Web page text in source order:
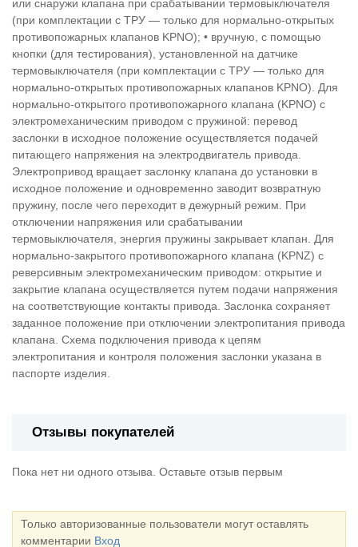
или снаружи клапана при срабатывании термовыключателя
(при комплектации с ТРУ — только для нормально-открытых
противопожарных клапанов KPNO); • вручную, с помощью
кнопки (для тестирования), установленной на датчике
термовыключателя (при комплектации с ТРУ — только для
нормально-открытых противопожарных клапанов KPNO). Для
нормально-открытого противопожарного клапана (KPNO) с
электромеханическим приводом с пружиной: перевод
заслонки в исходное положение осуществляется подачей
питающего напряжения на электродвигатель привода.
Электропривод вращает заслонку клапана до установки в
исходное положение и одновременно заводит возвратную
пружину, после чего переходит в дежурный режим. При
отключении напряжения или срабатывании
термовыключателя, энергия пружины закрывает клапан. Для
нормально-закрытого противопожарного клапана (KPNZ) с
реверсивным электромеханическим приводом: открытие и
закрытие клапана осуществляется путем подачи напряжения
на соответствующие контакты привода. Заслонка сохраняет
заданное положение при отключении электропитания привода
клапана. Схема подключения привода к цепям
электропитания и контроля положения заслонки указана в
паспорте изделия.
Отзывы покупателей
Пока нет ни одного отзыва. Оставьте отзыв первым
Только авторизованные пользователи могут оставлять
комментарии Вход